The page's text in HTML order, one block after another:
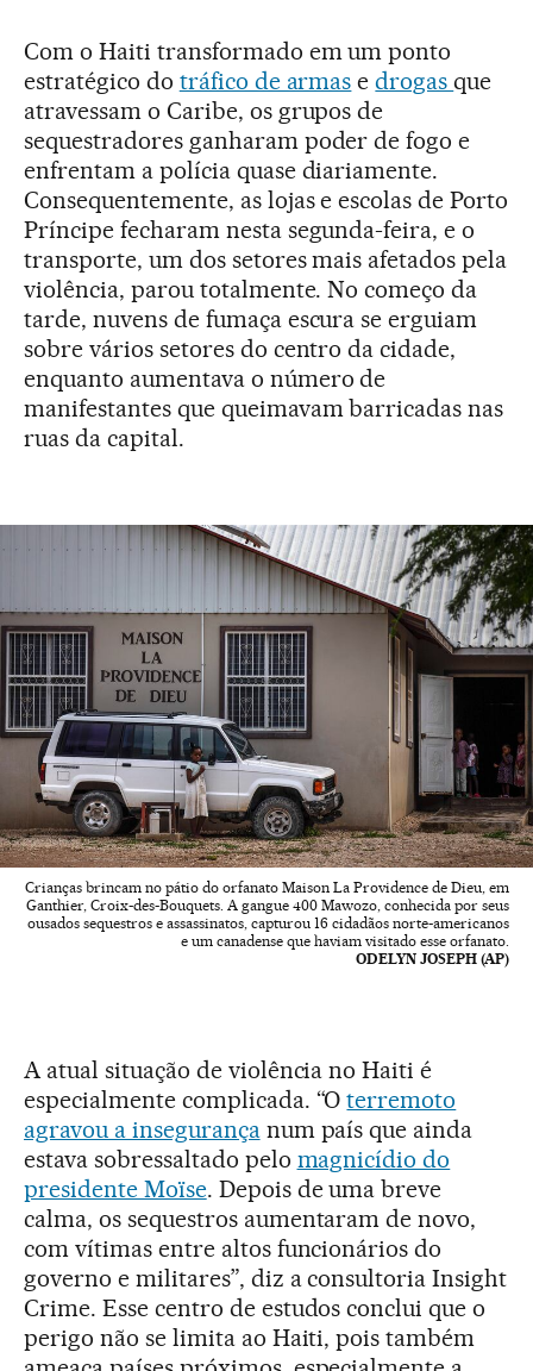
Com o Haiti transformado em um ponto
estratégico do tráfico de armas edrogasque
atravessam o Caribe, os grupos de
sequestradores ganharam poder de fogo e
enfrentam a polícia quase diariamente.
Consequentemente, as lojas e escolas de Porto
Príncipe fecharam nesta segunda-feira, e o
transporte, um dos setores mais afetados pela
violência, parou totalmente. No começo da
tarde, nuvens de fumaça escura se erguiam
sobre vários setores do centro da cidade,
enquanto aumentava o número de
manifestantes que queimavam barricadas nas
ruas da capital.
Crianças brincam no pátio do orfanato Maison La Providence de Dieu, em
Ganthier, Croix-des-Bouquets. A gangue 400 Mawozo, conhecida por seus
ousados sequestros e assassinatos, capturou 16 cidadãos norte-americanos
e um canadense que haviam visitado esse orfanato.
ODELYN JOSEPH (AP)
A atual situação de violência no Haiti é
especialmente complicada. “Oterremoto
agravou a insegurançanum país que ainda
estava sobressaltado pelo magnicídio do
presidente Moïse. Depois de uma breve
calma, os sequestros aumentaram de novo,
com vítimas entre altos funcionários do
governo e militares”, diz a consultoria Insight
Crime. Esse centro de estudos conclui que o
perigo não se limita ao Haiti, pois também